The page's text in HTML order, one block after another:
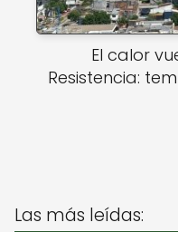
El calor
Resistencia:
Las más leídas: